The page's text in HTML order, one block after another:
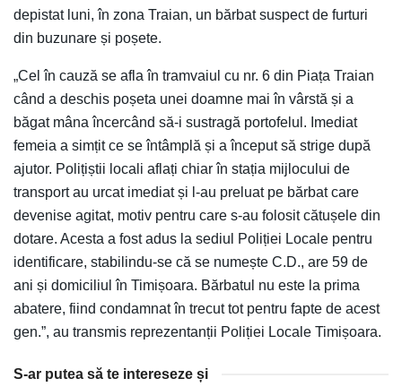
depistat luni, în zona Traian, un bărbat suspect de furturi
din buzunare și poșete.
„Cel în cauză se afla în tramvaiul cu nr. 6 din Piața Traian
când a deschis poșeta unei doamne mai în vârstă și a
băgat mâna încercând să-i sustragă portofelul. Imediat
femeia a simțit ce se întâmplă și a început să strige după
ajutor. Polițiștii locali aflați chiar în stația mijlocului de
transport au urcat imediat și l-au preluat pe bărbat care
devenise agitat, motiv pentru care s-au folosit cătușele din
dotare. Acesta a fost adus la sediul Poliției Locale pentru
identificare, stabilindu-se că se numește C.D., are 59 de
ani și domiciliul în Timișoara. Bărbatul nu este la prima
abatere, fiind condamnat în trecut tot pentru fapte de acest
gen.”, au transmis reprezentanții Poliției Locale Timișoara.
S-ar putea să te intereseze și